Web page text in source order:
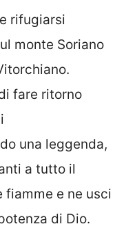
e rifugiarsi
monte Soriano
fare ritorno
una leggenda,
a tutto il
fiamme e ne usci
di Dio.